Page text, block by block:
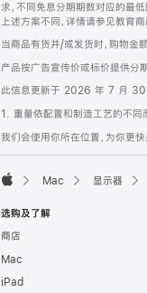
求，不同免息分期期数对应的最
上述方案不同，详情请参见教育
当商品有货并/或发货时，购物金
产品按广告宣传价或标价提供分
此信息更新于 2026 年 7 月 30
1. 重量依配置和制造工艺的不同
我们会使用你所在位置，为你更
Mac 显示器
选购及了解
商店
Mac
iPad